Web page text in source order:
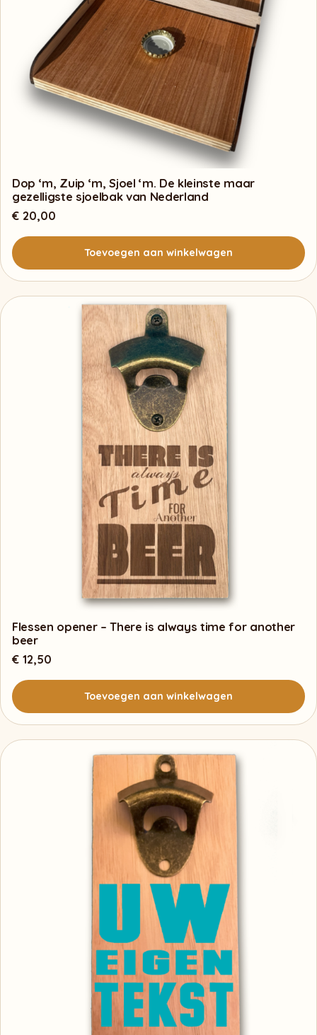
productpagina
Dop ‘m, Zuip ‘m, Sjoel ‘m. De kleinste maar
gezelligste sjoelbak van Nederland
€ 20,00
Toevoegen aan winkelwagen
Flessen opener – There is always time for another
beer
€ 12,50
Toevoegen aan winkelwagen